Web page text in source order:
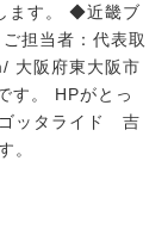
n
ます。 ◆近畿ブ
担当者：代表取
阪府東大阪市
す。 HPがとっ
ッタライド 吉
。